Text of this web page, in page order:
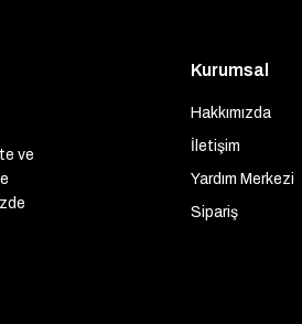
ve
Kurumsal
Hakkımızda
İletişim
Yardım Merkezi
Sipariş